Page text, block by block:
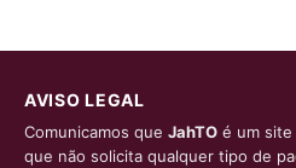
AVISO LEGAL
Comunicamos que JahTO é um
que não solicita qualquer tipo de